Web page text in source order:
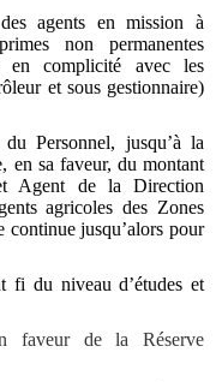
agents en mission à
non permanentes
en complicité avec les
et sous gestionnaire)
Personnel, jusqu’à la
en sa faveur, du montant
Agent de la Direction
agricoles des Zones
jusqu’alors pour
fi du niveau d’études et
faveur de la Réserve